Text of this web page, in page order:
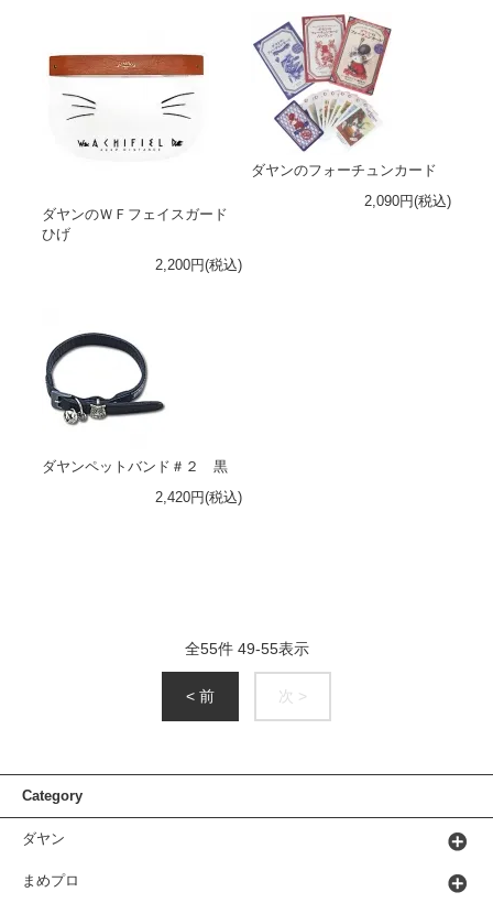
ダヤンのＷＦフェイスガード
ひげ
2,200円(税込)
ダヤンのフォーチュンカード
2,090円(税込)
ダヤンペットバンド＃２ 黒
2,420円(税込)
全55件 49-55表示
< 前 次 >
Category
ダヤン
まめプロ